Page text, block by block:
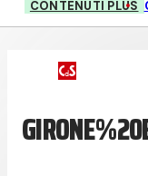
CONTENUTI PLUS